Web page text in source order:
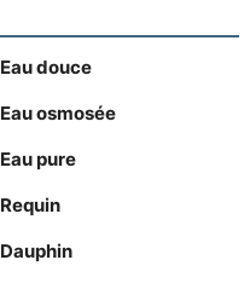
Eau douce
Eau osmosée
Eau pure
Requin
Dauphin